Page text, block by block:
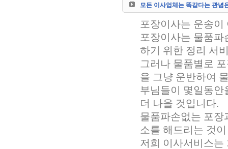
모든 이사업체는 똑같다는 관념
포장이사는 운송이
포장이사는 물품
하기 위한 정리 서
그러나 물품별로
을 그냥 운반하여
부님들이 몇일동안
더 나을 것입니다.
물품파손없는 포장
소를 해드리는 것
저희 이사서비스는